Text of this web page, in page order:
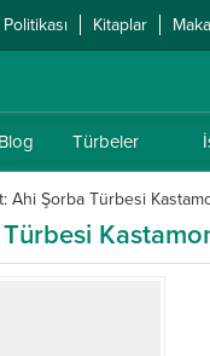
Kitaplar
Blog Türbeler
Ahi Şorba Türbesi